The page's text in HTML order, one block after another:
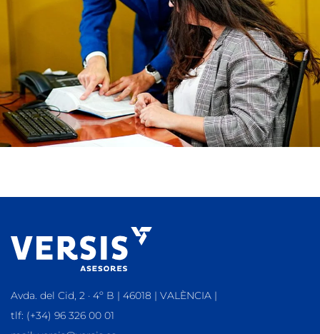
Avda. del Cid, 2 · 4º B | 46018 | VALÈNCIA |
tlf: (+34) 96 326 00 01